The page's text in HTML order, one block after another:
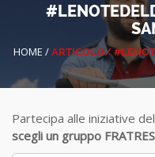
HOME / ARTICOLO/
Partecipa alle iniziative
scegli un gruppo FRATRES